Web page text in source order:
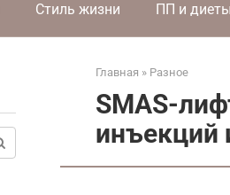
Стиль жизни ПП и диеты
Главная » Разное
SMAS-
инъекций